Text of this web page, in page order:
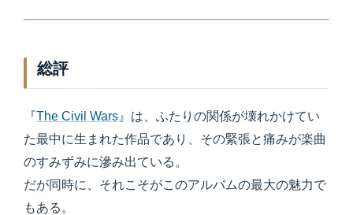
総評
『The Civil Wars 』は、ふたりの関係が壊れかけてい
た最中に生まれた作品であり、その緊張と痛みが楽曲
のすみずみに滲み出ている。
だが同時に、それこそがこのアルバムの最大の魅力で
もある。